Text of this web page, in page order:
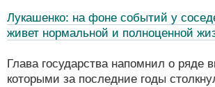
Лукашенко: на фоне событий у
живет нормальной и полноценной
Глава государства напомнил о ряде
которыми за последние годы